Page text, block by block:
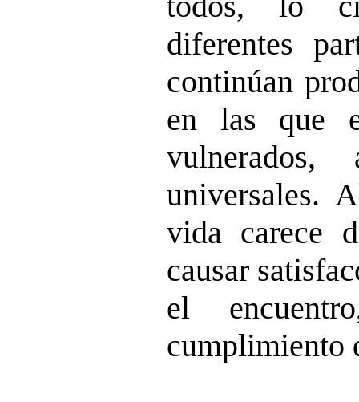
diferentes
continúan
en las que
universales.
vida carece
causar
el
cumplimiento